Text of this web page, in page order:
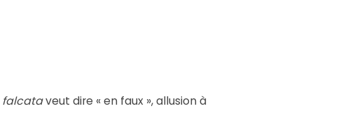
falcataveut dire « en faux », allusion à